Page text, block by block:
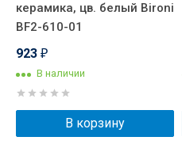
керамика, цв. белый Bironi
BF2-610-01
923 ₽
В наличии
В корзину